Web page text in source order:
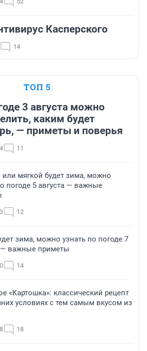
Касперского
14
ТОП 5
3 августа можно
каким будет
— приметы и поверья
11
или мягкой будет зима, можно
погоде 5 августа — важные
12
зима, можно узнать по погоде 7
— важные приметы
14
«Картошка»: классический рецепт
условиях с тем самым вкусом из
18